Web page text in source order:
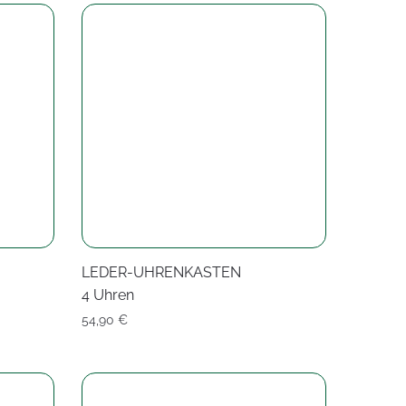
LEDER-UHRENKASTEN
4 Uhren
54,90 €